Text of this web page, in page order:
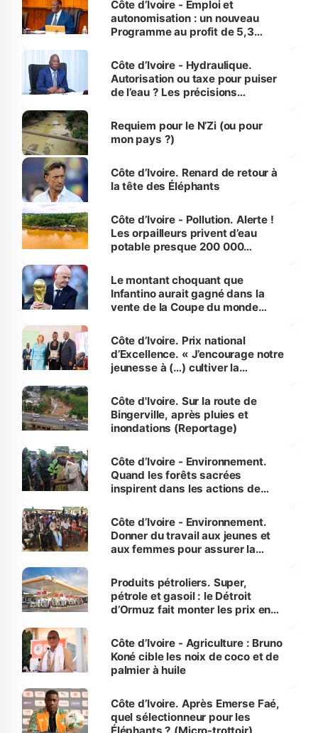
Côte d’Ivoire - Emploi et
autonomisation : un nouveau
Programme au profit de 5,3
Côte d’Ivoire - Hydraulique.
Autorisation ou taxe pour puiser
de l’eau ? Les précisions
Requiem pour le N’Zi (ou pour
mon pays ?)
Côte d’Ivoire. Renard de retour à
la tête des Éléphants
Côte d’Ivoire - Pollution. Alerte !
Les orpailleurs privent d’eau
potable presque 200 000
Le montant choquant que
Infantino aurait gagné dans la
vente de la Coupe du monde
Côte d’Ivoire. Prix national
d’Excellence. « J’encourage notre
jeunesse à (…) cultiver la
(Alassane Ouattara
Côte d'Ivoire. Sur la route de
Bingerville, après pluies et
inondations (Reportage)
Côte d’Ivoire - Environnement.
Quand les forêts sacrées
inspirent dans les actions de
Côte d’Ivoire - Environnement.
Donner du travail aux jeunes et
aux femmes pour assurer la
menacées
Produits pétroliers. Super,
pétrole et gasoil : le Détroit
d’Ormuz fait monter les prix en
Côte d’Ivoire - Agriculture : Bruno
Koné cible les noix de coco et de
palmier à huile
Côte d’Ivoire. Après Emerse Faé,
quel sélectionneur pour les